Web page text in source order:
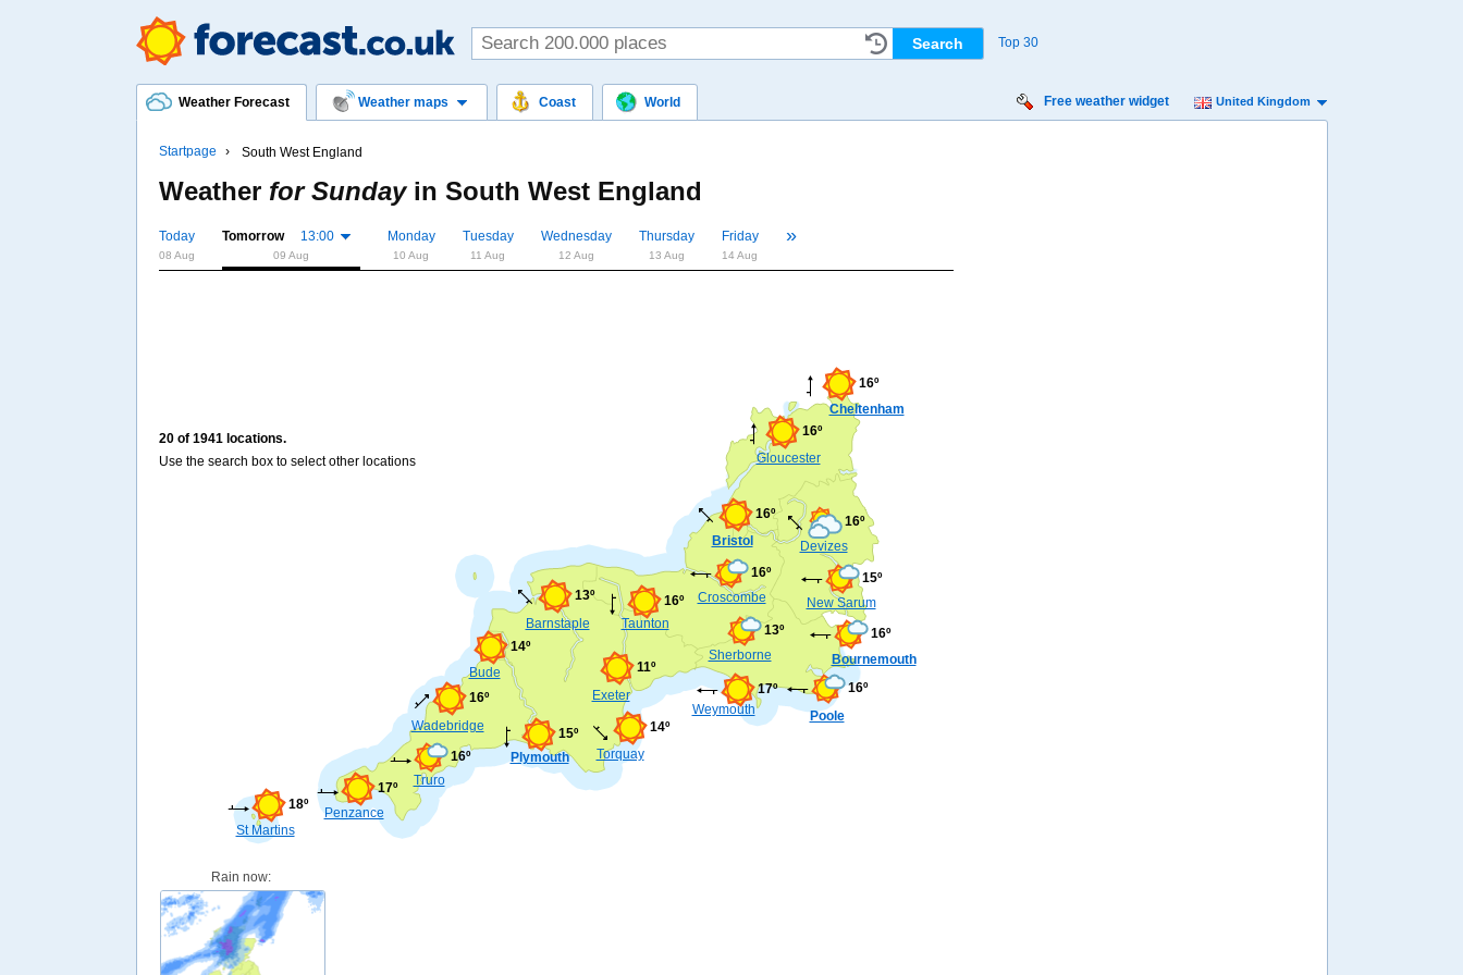
Top 30
Weather Forecast Weather maps Coast World Free weather widget United Kingdom
Startpage South West England
Weather for Sundayin South West England
Today
08 Aug
Tomorrow 13:00
09 Aug
Monday
10 Aug
Tuesday
11 Aug
Wednesday
12 Aug
Thursday
13 Aug
Friday
14 Aug
»
20 of 1941 locations.
Use the search box to select other locations
Bristol
16º
Plymouth
15º
Bournemouth
16º
Poole
16º
Gloucester
16º
Exeter
11º
Cheltenham
16º
Torquay
14º
Taunton
16º
Weymouth
17º
New Sarum
15º
Barnstaple
13º
Truro
16º
Penzance
17º
Devizes
16º
Sherborne
13º
Wadebridge
16º
Bude
14º
Croscombe
16º
St Martins
18º
Rain now: